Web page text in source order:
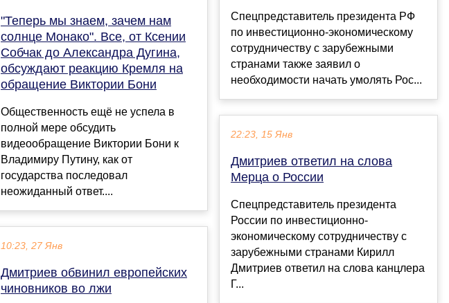
"Теперь мы знаем, зачем нам
солнце Монако". Все, от Ксении
Собчак до Александра Дугина,
обсуждают реакцию Кремля на
обращение Виктории Бони
Общественность ещё не успела в
полной мере обсудить
видеообращение Виктории Бони к
Владимиру Путину, как от
государства последовал
неожиданный ответ....
10:23, 27 Янв
Дмитриев обвинил европейских
чиновников во лжи
Спецпредставитель президента РФ
по инвестиционно-экономическому
сотрудничеству с зарубежными
странами также заявил о
необходимости начать умолять Рос...
22:23, 15 Янв
Дмитриев ответил на слова
Мерца о России
Спецпредставитель президента
России по инвестиционно-
экономическому сотрудничеству с
зарубежными странами Кирилл
Дмитриев ответил на слова канцлера
Г...